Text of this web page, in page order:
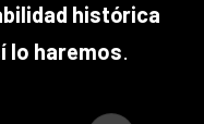
histórica
lo haremos.